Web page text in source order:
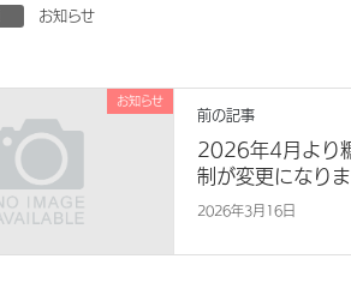
お知らせ
お知らせ
前の記事
2026年4月より
制が変更になり
2026年3月16日